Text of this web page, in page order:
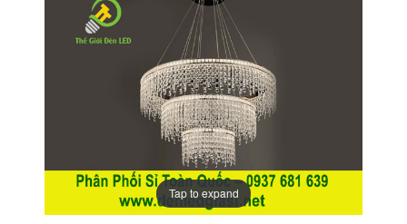
Tap to expand
Tap to expand